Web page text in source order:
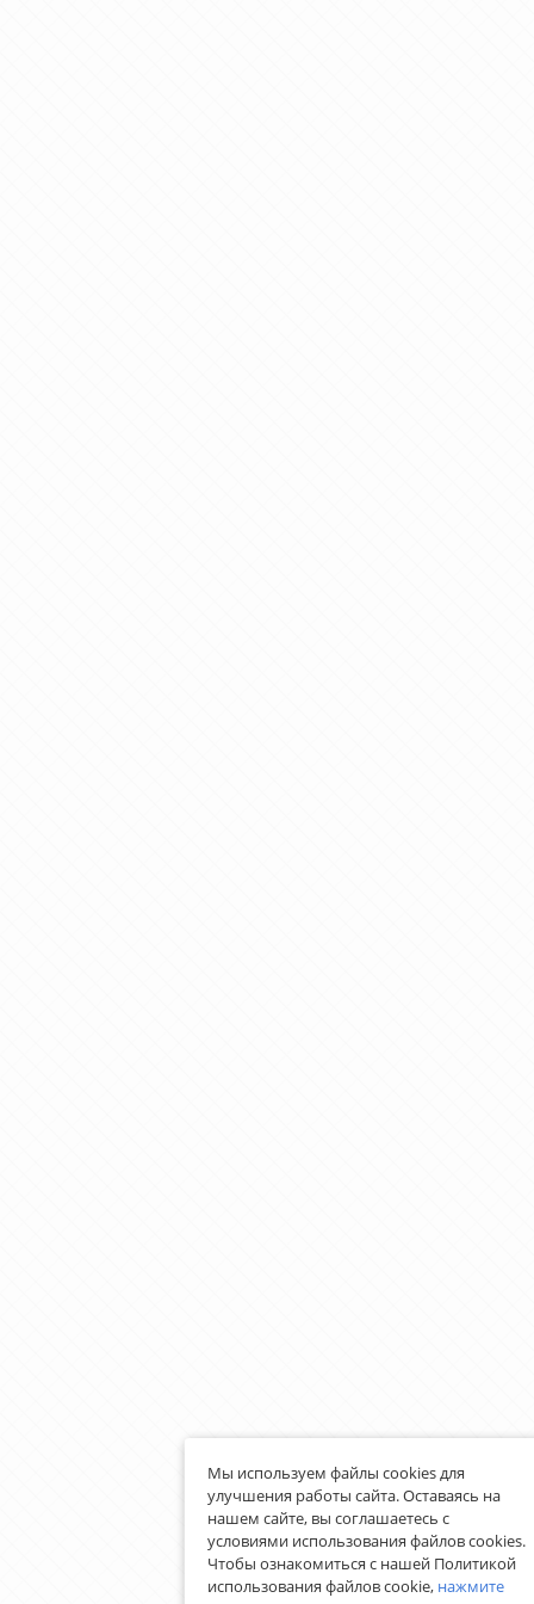
Мы используем файлы cookies для
улучшения работы сайта. Оставаясь на
нашем сайте, вы соглашаетесь с
условиями использования файлов cookies.
Чтобы ознакомиться с нашей Политикой
использования файлов cookie, нажмите